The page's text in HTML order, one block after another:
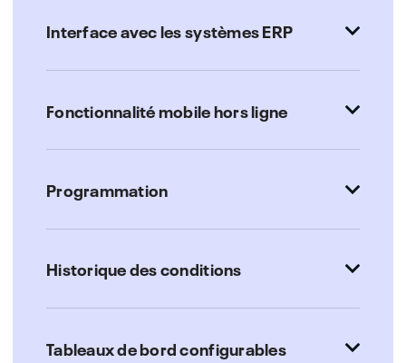
Interface avec les systèmes ERP
Fonctionnalité mobile hors ligne
Programmation
Historique des conditions
Tableaux de bord configurables